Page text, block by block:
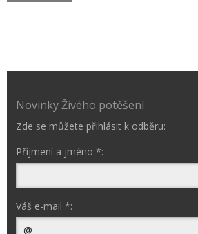
Novinky Živého potěšení
Zde se můžete přihlásit k odběru:
Příjmení a jméno *:
Váš e-mail *: